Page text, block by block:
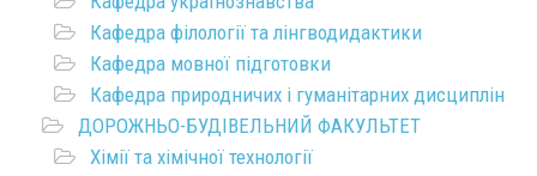
Кафедра філології та лінгводидактики
Кафедра мовної підготовки
Кафедра природничих і гуманітарних дисциплін
ДОРОЖНЬО-БУДІВЕЛЬНИЙ ФАКУЛЬТЕТ
Хімії та хімічної технології